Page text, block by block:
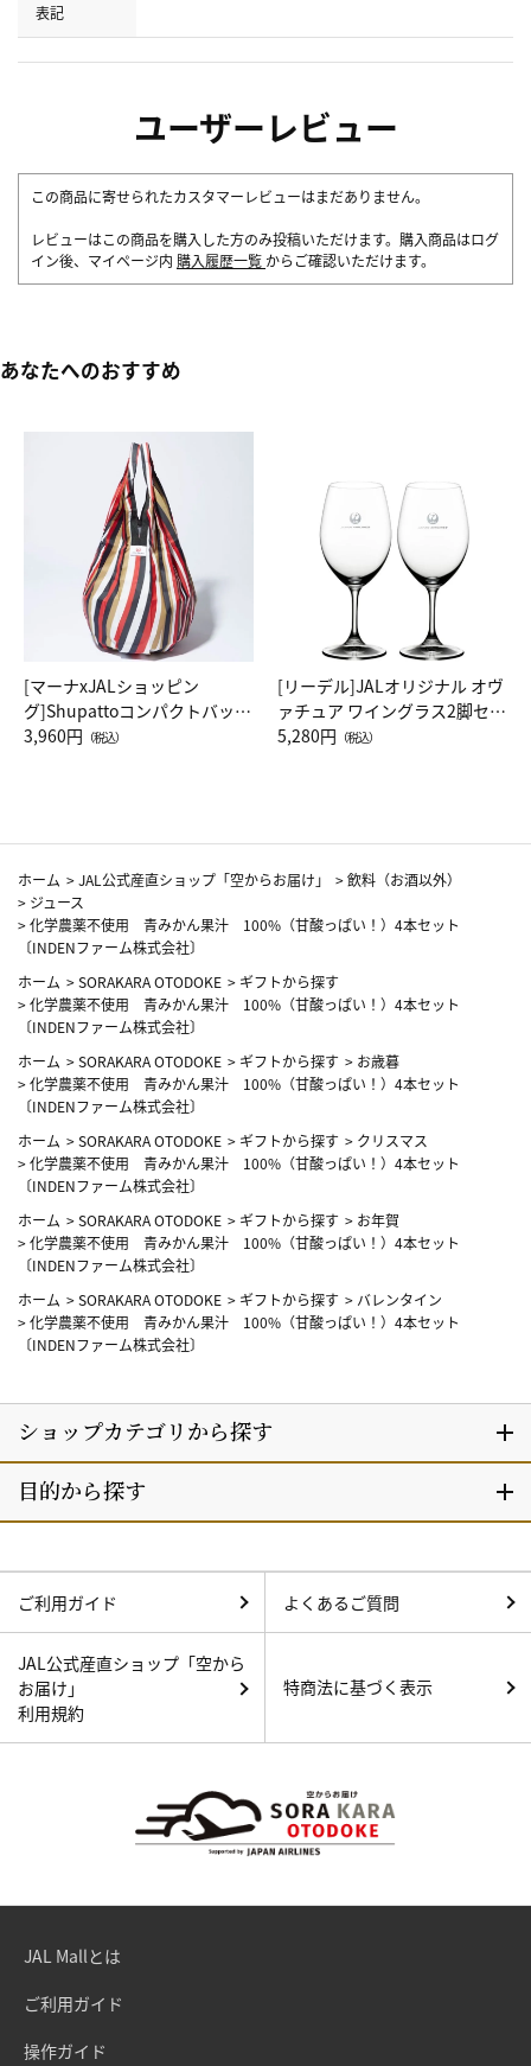
表記
ユーザーレビュー
この商品に寄せられたカスタマーレビューはまだありません。
レビューはこの商品を購入した方のみ投稿いただけます。購入商品はログ
イン後、マイページ内 購入履歴一覧 からご確認いただけます。
あなたへのおすすめ
[マーナxJALショッピン
グ]Shupattoコンパクトバッグ
Drop JAL客室乗務員（LC）ス
3,960円 （税込）
[リーデル]JALオリジナル オヴ
ァチュア ワイングラス2脚セッ
ト（レッドワイン）
5,280円 （税込）
ホーム >JAL公式産直ショップ「空からお届け」 >飲料（お酒以外）
> ジュース
>化学農薬不使用 青みかん果汁 100%（甘酸っぱい！）4本セット
〔INDENファーム株式会社〕
ホーム >SORAKARA OTODOKE > ギフトから探す
>化学農薬不使用 青みかん果汁 100%（甘酸っぱい！）4本セット
〔INDENファーム株式会社〕
ホーム >SORAKARA OTODOKE > ギフトから探す > お歳暮
>化学農薬不使用 青みかん果汁 100%（甘酸っぱい！）4本セット
〔INDENファーム株式会社〕
ホーム >SORAKARA OTODOKE > ギフトから探す > クリスマス
>化学農薬不使用 青みかん果汁 100%（甘酸っぱい！）4本セット
〔INDENファーム株式会社〕
ホーム >SORAKARA OTODOKE > ギフトから探す > お年賀
>化学農薬不使用 青みかん果汁 100%（甘酸っぱい！）4本セット
〔INDENファーム株式会社〕
ホーム >SORAKARA OTODOKE > ギフトから探す > バレンタイン
>化学農薬不使用 青みかん果汁 100%（甘酸っぱい！）4本セット
〔INDENファーム株式会社〕
ご利用ガイド よくあるご質問
JAL公式産直ショップ「空から
お届け」
利用規約
特商法に基づく表示
JAL Mallとは
ご利用ガイド
操作ガイド